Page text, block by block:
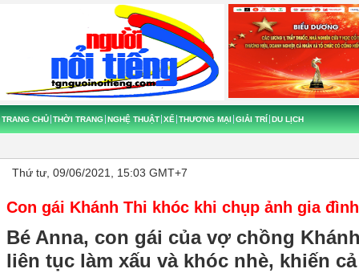
TRANG CHỦ THỜI TRANG NGHỆ THUẬT XẾ THƯƠNG MẠI GIẢI TRÍ DU LỊCH
Thứ tư, 09/06/2021, 15:03 GMT+7
Con gái Khánh Thi khóc khi chụp ảnh gia đình
Bé Anna, con gái của vợ chồng
liên tục làm xấu và khóc nhè, khiến